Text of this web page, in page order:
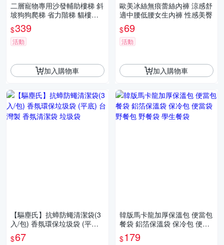
二層寵物專用沙發輔助樓梯 斜
坡狗狗爬梯 省力階梯 貓樓梯
彈力泡綿 保護關節 可拆洗
$339
活動
加入購物車
歐美冰絲無痕蕾絲內褲 涼感舒
適中腰低腰女生內褲 性感美臀
$69
活動
加入購物車
【驅塵氏】抗蟑防蠅清潔袋(3
入/包) 香氛環保垃圾袋 (平底)
台灣製 香氛清潔袋 垃圾袋
$67
韓版馬卡龍加厚保溫包 便當包
餐袋 鋁箔保溫袋 保冷包 便當
袋 野餐包 野餐袋 學生餐袋
$179